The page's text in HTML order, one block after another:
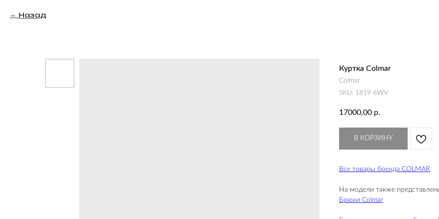
Назад
Куртка Colmar
Colmar
SKU: 1819 6WV
17000,00 р.
В КОРЗИНУ
Все товары бренда COLMAR
На модели также
Брюки Colmar